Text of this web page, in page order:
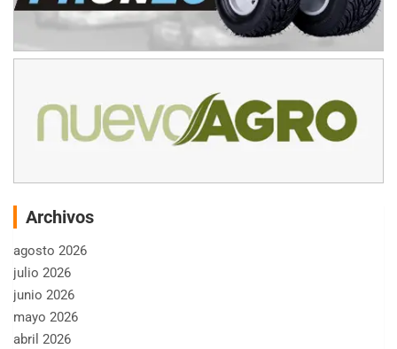
Archivos
agosto 2026
julio 2026
junio 2026
mayo 2026
abril 2026